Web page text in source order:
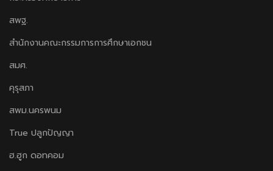
สพฐ.
สำนักงานคณะกรรมการการศึกษาเอกชน
สมศ.
คุรุสภา
สพม.นครพนม
True ปลูกปัญญา
ฮ.ฮูก ดอทคอม